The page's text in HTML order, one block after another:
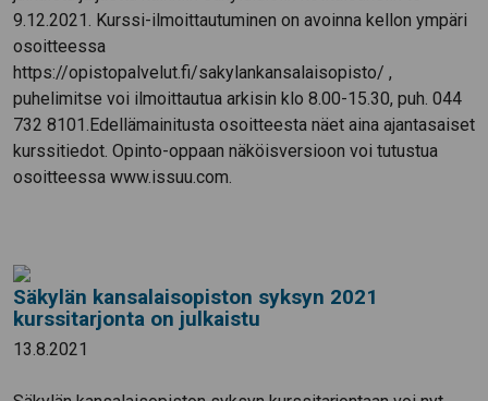
9.12.2021. Kurssi-ilmoittautuminen on avoinna kellon ympäri
osoitteessa
https://opistopalvelut.fi/sakylankansalaisopisto/ ,
puhelimitse voi ilmoittautua arkisin klo 8.00-15.30, puh. 044
732 8101.Edellämainitusta osoitteesta näet aina ajantasaiset
kurssitiedot. Opinto-oppaan näköisversioon voi tutustua
osoitteessa www.issuu.com.
Säkylän kansalaisopiston syksyn 2021
kurssitarjonta on julkaistu
13.8.2021